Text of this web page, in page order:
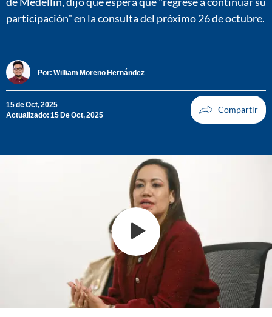
participación" en la consulta del próximo 26 de octubre.
Por: William Moreno Hernández
15 de Oct, 2025
Actualizado: 15 De Oct, 2025